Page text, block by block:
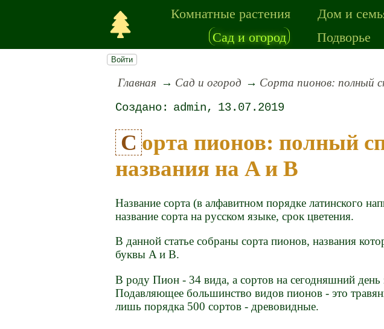
Комнатные растения Дом и
Сад и огород
Подворье
Войти
Главная Сад и огород Сорта пионов: полный
admin 13.07.2019
Сорта пионов: полный список,
названия на A и B
Название сорта (в алфавитном порядке латинского
название сорта на русском языке, срок цветения.
В данной статье собраны сорта пионов, названия
буквы A и B.
В роду Пион - 34 вида, а сортов на сегодняшний день
Подавляющее большинство видов пионов - это
лишь порядка 500 сортов - древовидные.